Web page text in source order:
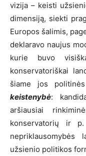
vizija – keisti
dimensiją, siekti
Europos šalimis,
deklaravo naujus
kurie buvo
konservatoriškai
šiame jos
keistenybė:
aršiausiai
konservatorių ir
nepriklausomybės
užsienio politikos